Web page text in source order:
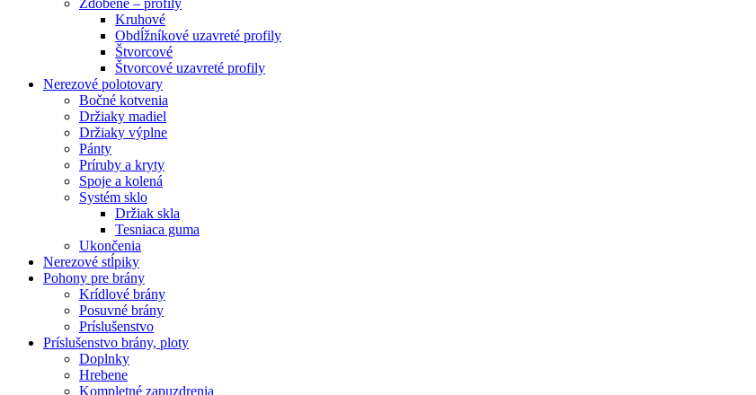
Zdobené – profily
Kruhové
Obdĺžníkové uzavreté profily
Štvorcové
Štvorcové uzavreté profily
Nerezové polotovary
Bočné kotvenia
Držiaky madiel
Držiaky výplne
Pánty
Príruby a kryty
Spoje a kolená
Systém sklo
Držiak skla
Tesniaca guma
Ukončenia
Nerezové stĺpiky
Pohony pre brány
Krídlové brány
Posuvné brány
Príslušenstvo
Príslušenstvo brány, ploty
Doplnky
Hrebene
Kompletné zapuzdrenia